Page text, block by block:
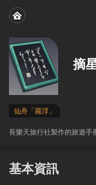
摘
仙舟「羅浮」
長樂天旅行社製作的旅遊手
基本資訊